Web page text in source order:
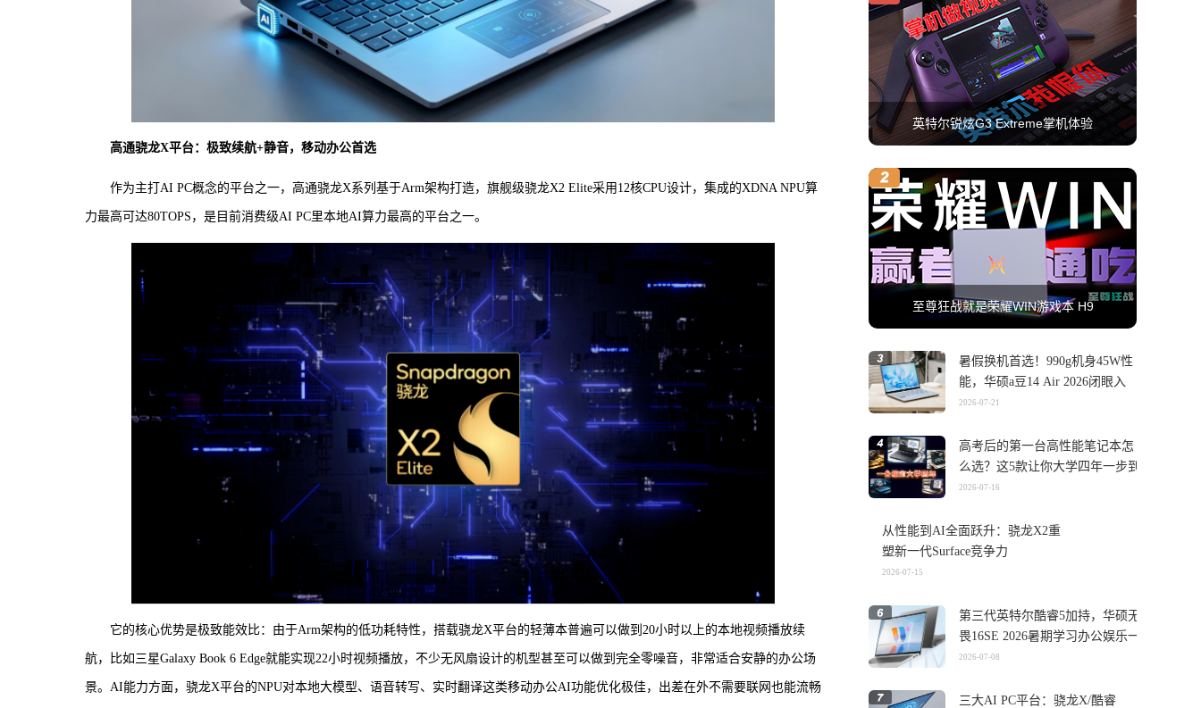
高通骁龙X平台：极致续航+静音，移动办公首选
作为主打AI PC概念的平台之一，高通骁龙X系列基于Arm架构打造，旗舰级骁龙X2 Elite采用12核CPU设计，集成的XDNA NPU算
力最高可达80TOPS，是目前消费级AI PC里本地AI算力最高的平台之一。
它的核心优势是极致能效比：由于Arm架构的低功耗特性，搭载骁龙X平台的轻薄本普遍可以做到20小时以上的本地视频播放续
航，比如三星Galaxy Book 6 Edge就能实现22小时视频播放，不少无风扇设计的机型甚至可以做到完全零噪音，非常适合安静的办公场
景。AI能力方面，骁龙X平台的NPU对本地大模型、语音转写、实时翻译这类移动办公AI功能优化极佳，出差在外不需要联网也能流畅
英特尔锐炫G3 Extreme掌机体验
至尊狂战就是荣耀WIN游戏本 H9
暑假换机首选！990g机身45W性
能，华硕a豆14 Air 2026闭眼入
2026-07-21
高考后的第一台高性能笔记本怎
么选？这5款让你大学四年一步到
位
2026-07-16
从性能到AI全面跃升：骁龙X2重
塑新一代Surface竞争力
2026-07-15
第三代英特尔酷睿5加持，华硕无
畏16SE 2026暑期学习办公娱乐一
机搞定
2026-07-08
三大AI PC平台：骁龙X/酷睿